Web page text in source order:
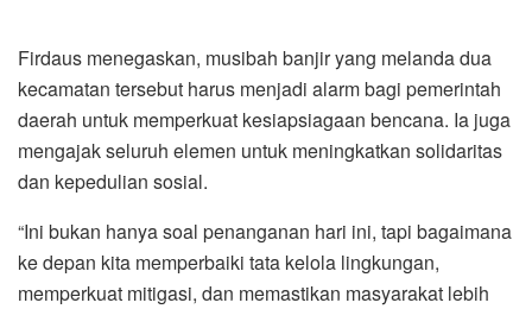
Firdaus menegaskan, musibah banjir yang melanda dua
kecamatan tersebut harus menjadi alarm bagi pemerintah
daerah untuk memperkuat kesiapsiagaan bencana. Ia juga
mengajak seluruh elemen untuk meningkatkan solidaritas
dan kepedulian sosial.
“Ini bukan hanya soal penanganan hari ini, tapi bagaimana
ke depan kita memperbaiki tata kelola lingkungan,
memperkuat mitigasi, dan memastikan masyarakat lebih